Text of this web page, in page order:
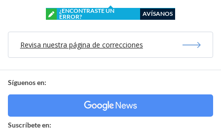
¿ENCONTRASTE UN
ERROR?
AVÍSANOS
Revisa nuestra página de correcciones
Síguenos en:
Suscríbete en: